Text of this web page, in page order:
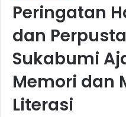
Peringatan
dan
Sukabumi
Memori dan
Literasi